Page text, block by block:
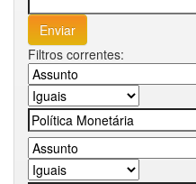
Filtros correntes: